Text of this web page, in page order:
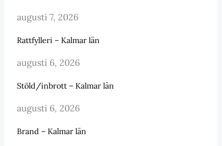
augusti 7, 2026
Rattfylleri – Kalmar län
augusti 6, 2026
Stöld/inbrott – Kalmar län
augusti 6, 2026
Brand – Kalmar län